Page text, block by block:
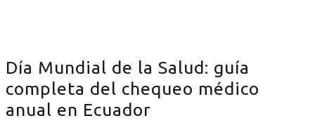
Día Mundial de la Salud: guía
completa del chequeo médico
anual en Ecuador